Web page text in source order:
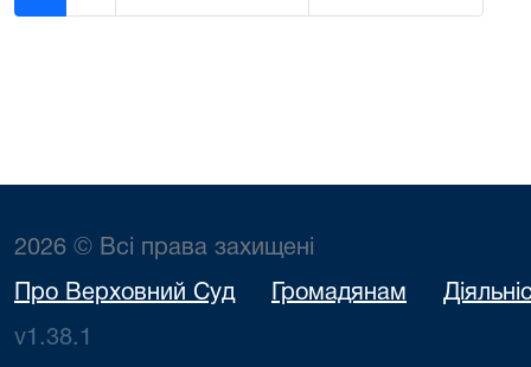
2026 © Всі права захищені
Про Верховний Суд Громадянам
v1.38.1